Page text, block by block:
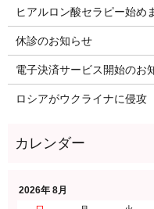
ヒアルロン酸セラピー始め
休診のお知らせ
電子決済サービス開始のお
ロシアがウクライナに侵攻
2026年 8月